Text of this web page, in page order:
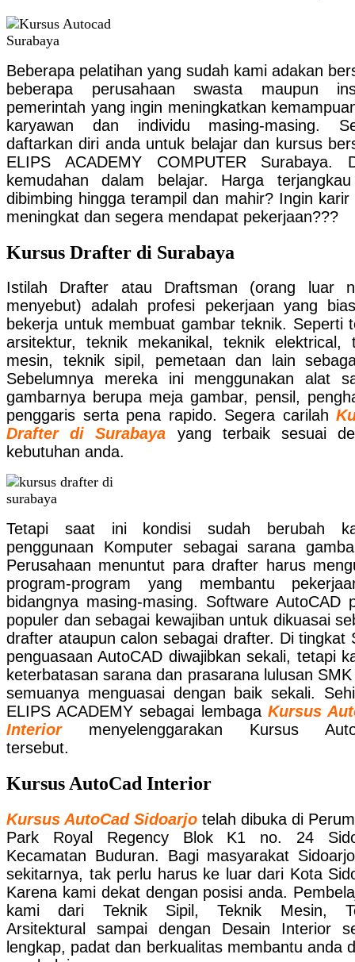
Beberapa pelatihan yang sudah kami adakan
beberapa perusahaan swasta maupun
pemerintah yang ingin meningkatkan
karyawan dan individu masing-masing.
daftarkan diri anda untuk belajar dan kursus
ELIPS ACADEMY COMPUTER Surabaya.
kemudahan dalam belajar. Harga
dibimbing hingga terampil dan mahir? Ingin karir
meningkat dan segera mendapat pekerjaan???
Kursus Drafter di Surabaya
Istilah Drafter atau Draftsman (orang luar
menyebut) adalah profesi pekerjaan yang
bekerja untuk membuat gambar teknik. Seperti
arsitektur, teknik mekanikal, teknik elektrical,
mesin, teknik sipil, pemetaan dan lain
Sebelumnya mereka ini menggunakan alat
gambarnya berupa meja gambar, pensil,
penggaris serta pena rapido. Segera carilah
Drafter di Surabaya yang terbaik sesuai
kebutuhan anda.
Tetapi saat ini kondisi sudah berubah
penggunaan Komputer sebagai sarana
Perusahaan menuntut para drafter harus
program-program yang membantu
bidangnya masing-masing. Software AutoCAD
populer dan sebagai kewajiban untuk dikuasai
drafter ataupun calon sebagai drafter. Di tingkat
penguasaan AutoCAD diwajibkan sekali, tetapi
keterbatasan sarana dan prasarana lulusan
semuanya menguasai dengan baik sekali.
ELIPS ACADEMY sebagai lembaga Kursus
Interior menyelenggarakan Kursus
tersebut.
Kursus AutoCad Interior
Kursus AutoCad Sidoarjo telah dibuka di
Park Royal Regency Blok K1 no. 24
Kecamatan Buduran. Bagi masyarakat
sekitarnya, tak perlu harus ke luar dari Kota
Karena kami dekat dengan posisi anda.
kami dari Teknik Sipil, Teknik Mesin,
Arsitektural sampai dengan Desain Interior
lengkap, padat dan berkualitas membantu anda